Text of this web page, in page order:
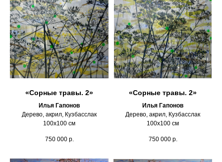
«Сорные травы. 2»
Илья Гапонов
Дерево, акрил, Кузбасслак
100х100 см
750 000 р.
«Сорные травы. 2»
Илья Гапонов
Дерево, акрил, Кузбасслак
100х100 см
750 000 р.